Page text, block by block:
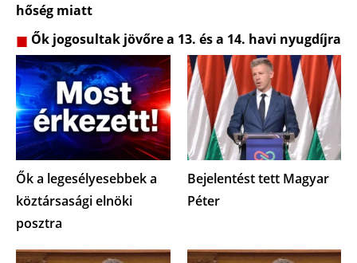
hőség miatt
Ők jogosultak jövőre a 13. és a 14. havi nyugdíjra
Ők a legesélyesebbek a
köztársasági elnöki
posztra
Bejelentést tett Magyar
Péter